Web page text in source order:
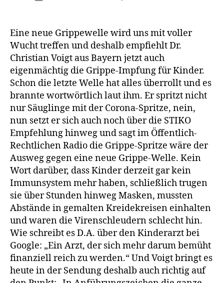
empfiehlt
Impfung
für
Kinder
Eine neue Grippewelle wird uns mit voller
Wucht treffen und deshalb empfiehlt Dr.
Christian Voigt aus Bayern jetzt auch
eigenmächtig die Grippe-Impfung für Kinder.
Schon die letzte Welle hat alles überrollt und es
brannte wortwörtlich laut ihm. Er spritzt nicht
nur Säuglinge mit der Corona-Spritze, nein,
nun setzt er sich auch noch über die STIKO
Empfehlung hinweg und sagt im Öffentlich-
Rechtlichen Radio die Grippe-Spritze wäre der
Ausweg gegen eine neue Grippe-Welle. Kein
Wort darüber, dass Kinder derzeit gar kein
Immunsystem mehr haben, schließlich trugen
sie über Stunden hinweg Masken, mussten
Abstände in gemalten Kreidekreisen einhalten
und waren die Virenschleudern schlecht hin.
Wie schreibt es D.A. über den Kinderarzt bei
Google: „Ein Arzt, der sich mehr darum bemüht
finanziell reich zu werden.“ Und Voigt bringt es
heute in der Sendung deshalb auch richtig auf